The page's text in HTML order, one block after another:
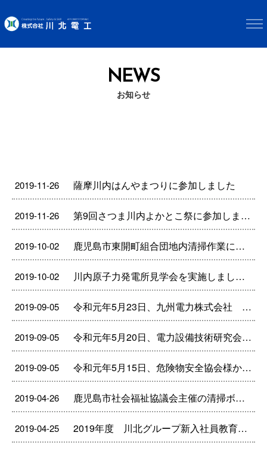
NEWS
お知らせ
2019-11-26 薩摩川内はんやまつりに参加しました
2019-11-26 第9回さつま川内よかとこ祭に参加しました
2019-10-02 鹿児島市東開町組合団地内清掃作業に参加しました。
2019-10-02 川内原子力発電所見学会を実施しました。
2019-09-05 令和元年5月23日、九州電力株式会社 送配電カンパニー様から現場代理人表彰を拝受しました。
2019-09-05 令和元年5月20日、電力設備技術研究会様から現場代理人表彰を拝受しました。
2019-09-05 令和元年5月15日、危険物安全協会様から永年勤続表彰を拝受しました。
2019-04-26 鹿児島市社会福祉協議会主催の清掃ボランティア活動に参加しました。
2019-04-25 2019年度 川北グループ新入社員教育を実施しました。